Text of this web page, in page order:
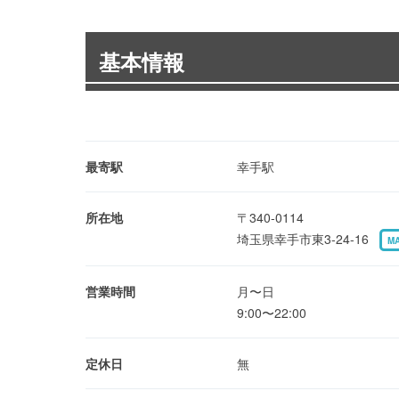
基本情報
最寄駅 幸手駅
所在地
〒340-0114
埼玉県幸手市東3-24-16
営業時間
月〜日
9:00〜22:00
定休日 無